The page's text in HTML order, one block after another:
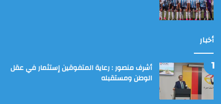
أخبار
أشرف منصور : رعاية المتفوقين إستثمار في عقل
الوطن ومستقبله